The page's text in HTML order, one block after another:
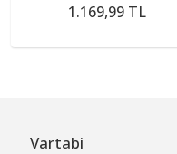
1.169,99 TL
Vartabi